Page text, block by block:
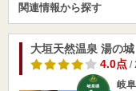
関連情報から探す
大垣天然温泉 湯の城
4.0点/
岐